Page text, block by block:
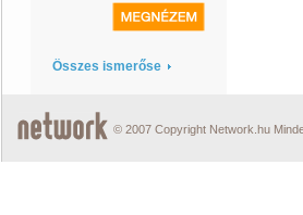
Összes ismerőse
© 2007 Copyright Network.hu